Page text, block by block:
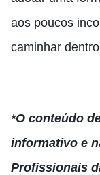
aos poucos
caminhar
*O conteúdo
informativo e
Profissionais